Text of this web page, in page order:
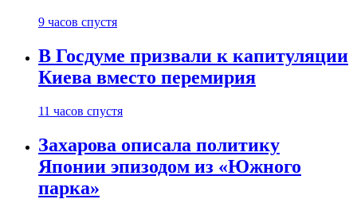
9 часов спустя
В Госдуме призвали к капитуляции
Киева вместо перемирия
11 часов спустя
Захарова описала политику
Японии эпизодом из «Южного
парка»